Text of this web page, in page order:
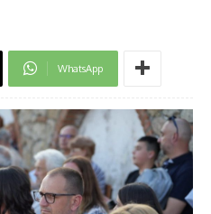
WhatsApp